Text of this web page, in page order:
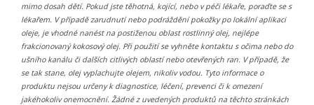
mimo dosah dětí. Pokud jste těhotná, kojící, nebo v péči lékaře, poraďte se s
lékařem. V případě zarudnutí nebo podráždění pokožky po lokální aplikaci
oleje, je vhodné nanést na postiženou oblast rostlinný olej, nejlépe
frakcionovaný kokosový olej. Při použití se vyhněte kontaktu s očima nebo do
ušního kanálu či dalších citlivých oblastí nebo otevřených ran. V případě, že
se tak stane, olej vyplachujte olejem, nikoliv vodou. Tyto informace o
produktu nejsou určeny k diagnostice, léčení, prevenci či k omezení
jakéhokoliv onemocnění. Žádné z uvedených produktů na těchto stránkách